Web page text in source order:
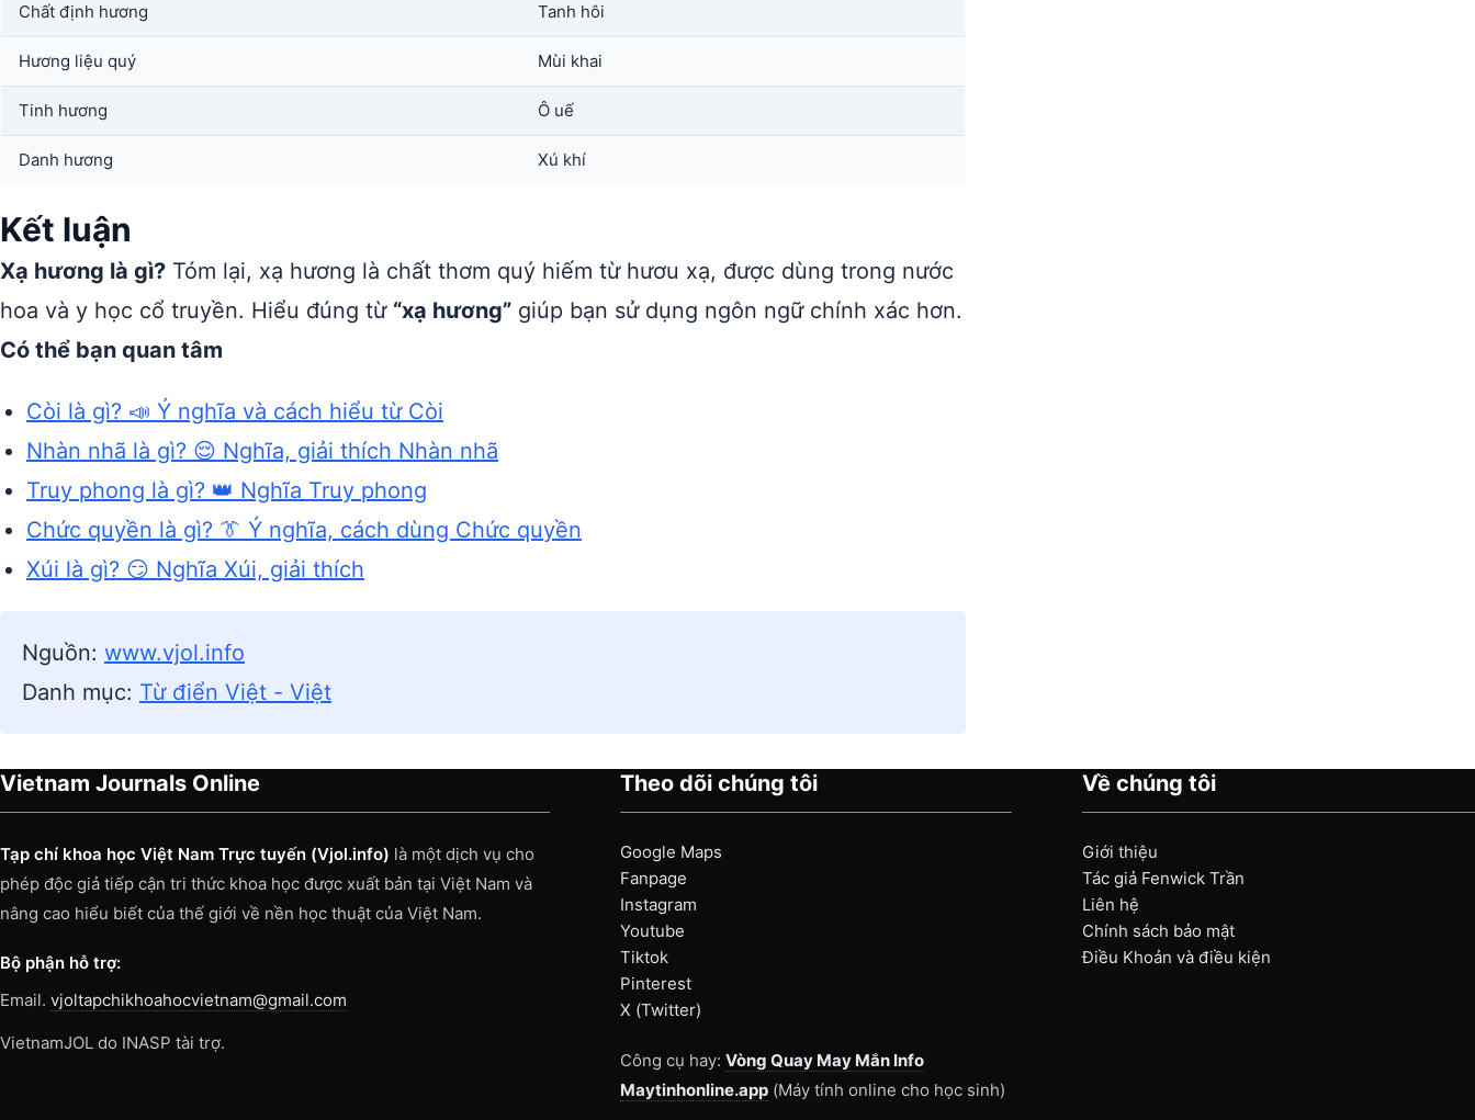
Chất định hương Tanh hôi
Hương liệu quý Mùi khai
Tinh hương Ô uế
Danh hương Xú khí
Kết luận
Xạ hương là gì? Tóm lại, xạ hương là chất thơm quý hiếm từ hươu xạ, được dùng trong nước
hoa và y học cổ truyền. Hiểu đúng từ “xạ hương” giúp bạn sử dụng ngôn ngữ chính xác hơn.
Có thể bạn quan tâm
Còi là gì? 📣 Ý nghĩa và cách hiểu từ Còi
Nhàn nhã là gì? 😌 Nghĩa, giải thích Nhàn nhã
Truy phong là gì? 👑 Nghĩa Truy phong
Chức quyền là gì? 👔 Ý nghĩa, cách dùng Chức quyền
Xúi là gì? 😏 Nghĩa Xúi, giải thích
Nguồn: www.vjol.info
Danh mục: Từ điển Việt - Việt
Vietnam Journals Online
Tạp chí khoa học Việt Nam Trực tuyến (Vjol.info) là một dịch vụ cho
phép độc giả tiếp cận tri thức khoa học được xuất bản tại Việt Nam và
nâng cao hiểu biết của thế giới về nền học thuật của Việt Nam.
Bộ phận hỗ trợ:
Email. vjoltapchikhoahocvietnam@gmail.com
VietnamJOL do INASP tài trợ.
Theo dõi chúng tôi
Google Maps
Fanpage
Instagram
Youtube
Tiktok
Pinterest
X (Twitter)
Công cụ hay: Vòng Quay May Mắn Info
Maytinhonline.app(Máy tính online cho học sinh)
Về chúng tôi
Giới thiệu
Tác giả Fenwick Trần
Liên hệ
Chính sách bảo mật
Điều Khoản và điều kiện